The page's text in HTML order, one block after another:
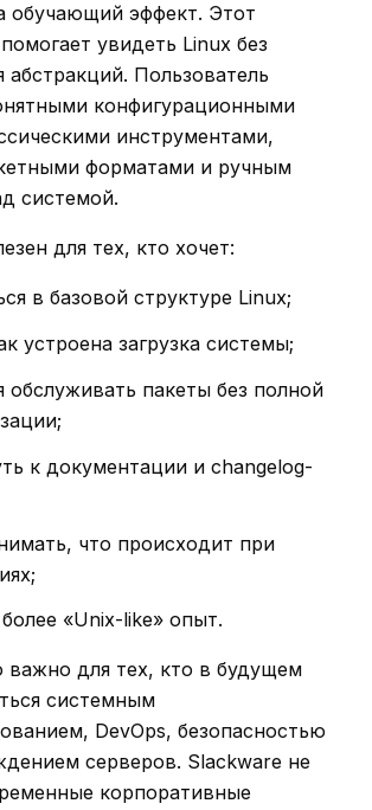
обучающий эффект. Этот
увидеть Linux без
абстракций. Пользователь
конфигурационными
инструментами,
форматами и ручным
системой.
для тех, кто хочет:
в базовой структуре Linux;
устроена загрузка системы;
обслуживать пакеты без полной
к документации и changelog-
что происходит при
«Unix-like» опыт.
важно для тех, кто в будущем
системным
DevOps, безопасностью
серверов. Slackware не
корпоративные